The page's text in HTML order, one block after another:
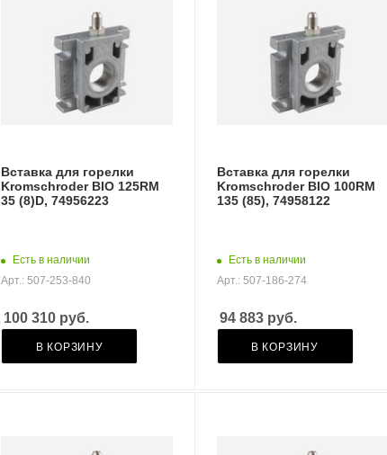
Вставка для горелки
Kromschroder BIO 125RM
35 (8)D, 74956223
Есть в наличии
Арт.: 507-253-840
100 310 руб.
В КОРЗИНУ
Вставка для горелки
Kromschroder BIO 100RM
135 (85), 74958122
Есть в наличии
Арт.: 507-186-274
94 883руб.
В КОРЗИНУ